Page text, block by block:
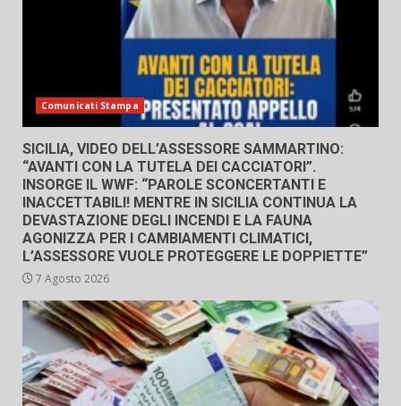
Comunicati Stampa
SICILIA, VIDEO DELL’ASSESSORE SAMMARTINO:
“AVANTI CON LA TUTELA DEI CACCIATORI”.
INSORGE IL WWF: “PAROLE SCONCERTANTI E
INACCETTABILI! MENTRE IN SICILIA CONTINUA LA
DEVASTAZIONE DEGLI INCENDI E LA FAUNA
AGONIZZA PER I CAMBIAMENTI CLIMATICI,
L’ASSESSORE VUOLE PROTEGGERE LE DOPPIETTE”
7 Agosto 2026